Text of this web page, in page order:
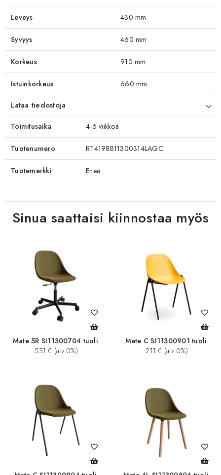
Leveys 430 mm
Syvyys 460 mm
Korkeus 910 mm
Istuinkorkeus 660 mm
Lataa tiedostoja
Toimitusaika 4-6 viikkoa
Tuotenumero RT4198B11300314LAGC
Tuotemerkki Enea
Sinua saattaisi kiinnostaa myös
Mate 5R SI11300704 tuoli
531 € (alv 0%)
Mate C SI11300901 tuoli
211 € (alv 0%)